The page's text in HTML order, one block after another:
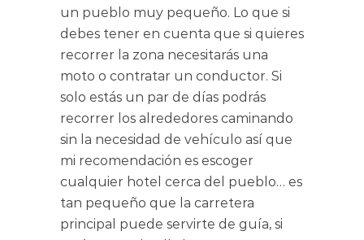
un pueblo muy pequeño. Lo que si
debes tener en cuenta que si quieres
recorrer la zona necesitarás una
moto o contratar un conductor. Si
solo estás un par de días podrás
recorrer los alrededores caminando
sin la necesidad de vehículo así que
mi recomendación es escoger
cualquier hotel cerca del pueblo… es
tan pequeño que la carretera
principal puede servirte de guía, si